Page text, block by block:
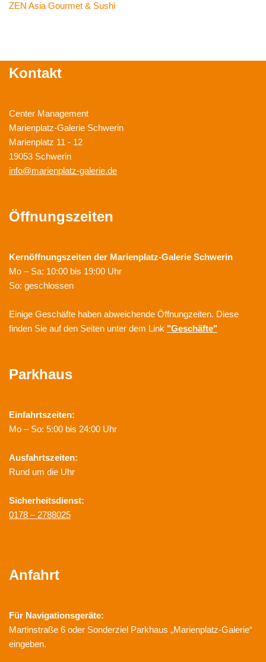
ZEN Asia Gourmet & Sushi
Kontakt
Center Management
Marienplatz-Galerie Schwerin
Marienplatz 11 - 12
19053 Schwerin
info@marienplatz-galerie.de
Öffnungszeiten
Kernöffnungszeiten der Marienplatz-Galerie Schwerin
Mo – Sa: 10:00 bis 19:00 Uhr
So: geschlossen
Einige Geschäfte haben abweichende Öffnungzeiten. Diese
finden Sie auf den Seiten unter dem Link "Geschäfte"
Parkhaus
Einfahrtszeiten:
Mo – So: 5:00 bis 24:00 Uhr
Ausfahrtszeiten:
Rund um die Uhr
Sicherheitsdienst:
0178 – 2788025
Anfahrt
Für Navigationsgeräte:
Martinstraße 6 oder Sonderziel Parkhaus „Marienplatz-Galerie“
eingeben.